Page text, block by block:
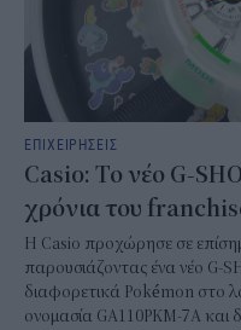
ΕΠΙΧΕΙΡΗΣΕΙΣ
Casio: Το νέο G-
χρόνια του
Η Casio προχώρησε σε
παρουσιάζοντας ένα νέο G-
διαφορετικά Pokémon στο
ονομασία GA110PKM-7A και